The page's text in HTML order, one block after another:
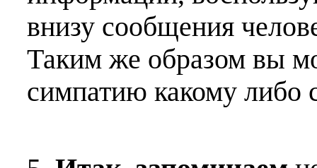
внизу сообщения
Таким же образом вы
симпатию какому